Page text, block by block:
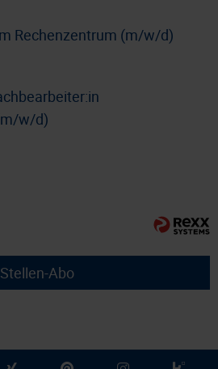
Rechenzentrum (m/w/d)
w/d)
Stellen-Abo